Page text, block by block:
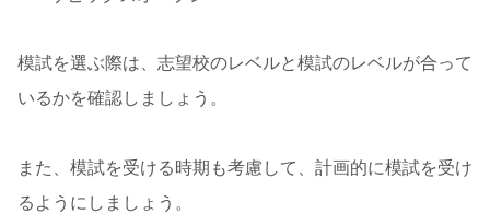
模試を選ぶ際は、志望校のレベルと模試のレベルが合って
いるかを確認しましょう。
また、模試を受ける時期も考慮して、計画的に模試を受け
るようにしましょう。